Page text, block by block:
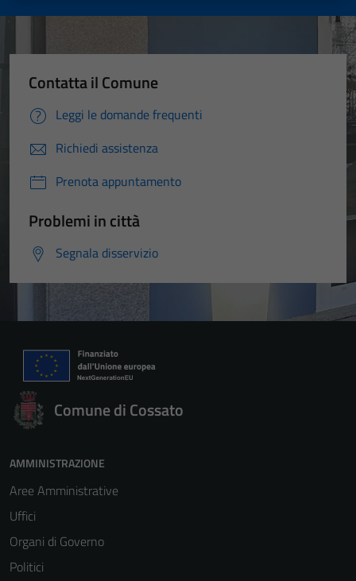
Contatta il Comune
Leggi le domande frequenti
Richiedi assistenza
Prenota appuntamento
Problemi in città
Segnala disservizio
Comune di Cossato
AMMINISTRAZIONE
Aree Amministrative
Uffici
Organi di Governo
Politici